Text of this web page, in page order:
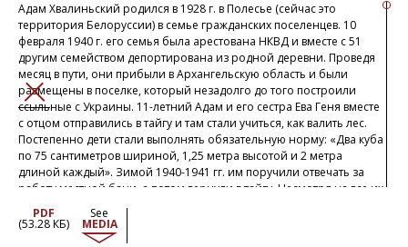
ЗАКРЫТЬ
Адам Хвалиньский родился в 1928 г. в Полесье (сейчас это
территория Белоруссии) в семье гражданских поселенцев. 10
февраля 1940 г. его семья была арестована НКВД и вместе с 51
другим семейством депортирована из родной деревни. Проведя
месяц в пути, они прибыли в Архангельскую область и были
размещены в поселке, который незадолго до того построили
ссыльные с Украины. 11-летний Адам и его сестра Ева Геня вместе
с отцом отправились в тайгу и там стали учиться, как валить лес.
Постепенно дети стали выполнять обязательную норму: «Два куба
по 75 сантиметров шириной, 1,25 метра высотой и 2 метра
длиной каждый». Зимой 1940-1941 гг. им поручили отвечать за
работу местной бани, а потом вернули в тайгу. Несмотря на все их
усилия, голод унес маленького брата и племянницу Адама. В
ноябре 1941 г., узнав о соглашении между СССР и польским
правительством в изгнании, семья Хвалиньских отправилась в
PDF
(53.28 КБ)
See
MEDIA